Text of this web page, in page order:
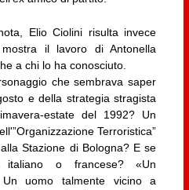
Elio Ciolini risulta invece
il lavoro di Antonella
a chi lo ha conosciuto.
che sembrava saper
e della strategia stragista
estate del 1992? Un
Terroristica”
Stazione di Bologna? E se
o francese? «Un
uomo talmente vicino a